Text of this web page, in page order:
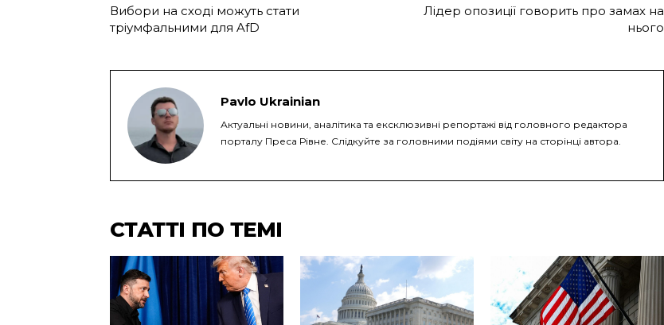
Вибори на сході можуть стати
тріумфальними для AfD
Лідер опозиції говорить про замах на
нього
Pavlo Ukrainian
Актуальні новини, аналітика та ексклюзивні репортажі від головного редактора
порталу Преса Рівне. Слідкуйте за головними подіями світу на сторінці автора.
СТАТТІ ПО ТЕМІ